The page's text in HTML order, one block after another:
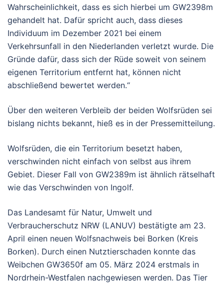
Wahrscheinlichkeit, dass es sich hierbei um GW2398m
gehandelt hat. Dafür spricht auch, dass dieses
Individuum im Dezember 2021 bei einem
Verkehrsunfall in den Niederlanden verletzt wurde. Die
Gründe dafür, dass sich der Rüde soweit von seinem
eigenen Territorium entfernt hat, können nicht
abschließend bewertet werden.“
Über den weiteren Verbleib der beiden Wolfsrüden sei
bislang nichts bekannt, hieß es in der Pressemitteilung.
Wolfsrüden, die ein Territorium besetzt haben,
verschwinden nicht einfach von selbst aus ihrem
Gebiet. Dieser Fall von GW2389m ist ähnlich rätselhaft
wie das Verschwinden von Ingolf.
Das Landesamt für Natur, Umwelt und
Verbraucherschutz NRW (LANUV) bestätigte am 23.
April einen neuen Wolfsnachweis bei Borken (Kreis
Borken). Durch einen Nutztierschaden konnte das
Weibchen GW3650f am 05. März 2024 erstmals in
Nordrhein-Westfalen nachgewiesen werden. Das Tier